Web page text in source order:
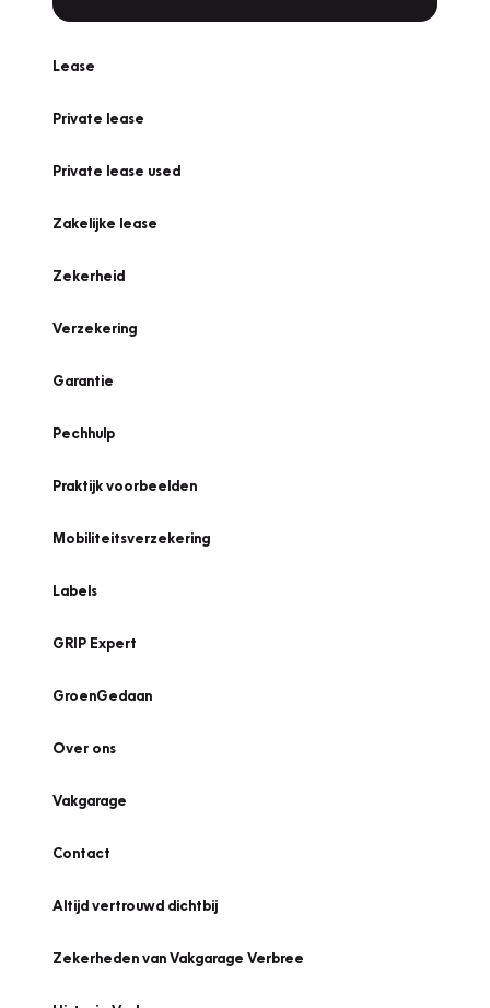
Lease
Private lease
Private lease used
Zakelijke lease
Zekerheid
Verzekering
Garantie
Pechhulp
Praktijk voorbeelden
Mobiliteitsverzekering
Labels
GRIP Expert
GroenGedaan
Over ons
Vakgarage
Contact
Altijd vertrouwd dichtbij
Zekerheden van Vakgarage Verbree